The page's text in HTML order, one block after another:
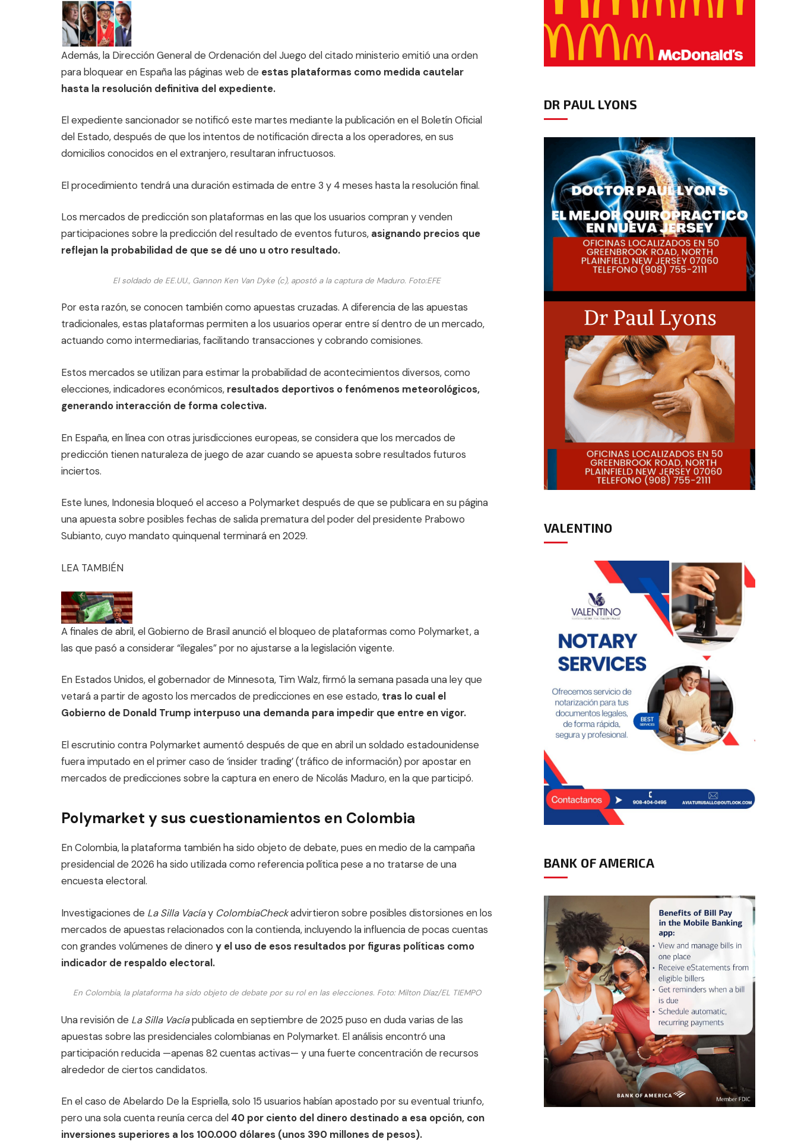
Además, la Dirección General de Ordenación del Juego del citado ministerio emitió una orden
para bloquear en España las páginas web de estas plataformas como medida cautelar
hasta la resolución definitiva del expediente.
El expediente sancionador se notificó este martes mediante la publicación en el Boletín Oficial
del Estado, después de que los intentos de notificación directa a los operadores, en sus
domicilios conocidos en el extranjero, resultaran infructuosos.
El procedimiento tendrá una duración estimada de entre 3 y 4 meses hasta la resolución final.
Los mercados de predicción son plataformas en las que los usuarios compran y venden
participaciones sobre la predicción del resultado de eventos futuros, asignando precios que
reflejan la probabilidad de que se dé uno u otro resultado.
El soldado de EE.UU., Gannon Ken Van Dyke (c), apostó a la captura de Maduro. Foto:EFE
Por esta razón, se conocen también como apuestas cruzadas. A diferencia de las apuestas
tradicionales, estas plataformas permiten a los usuarios operar entre sí dentro de un mercado,
actuando como intermediarias, facilitando transacciones y cobrando comisiones.
Estos mercados se utilizan para estimar la probabilidad de acontecimientos diversos, como
elecciones, indicadores económicos, resultados deportivos o fenómenos meteorológicos,
generando interacción de forma colectiva.
En España, en línea con otras jurisdicciones europeas, se considera que los mercados de
predicción tienen naturaleza de juego de azar cuando se apuesta sobre resultados futuros
inciertos.
Este lunes, Indonesia bloqueó el acceso a Polymarket después de que se publicara en su página
una apuesta sobre posibles fechas de salida prematura del poder del presidente Prabowo
Subianto, cuyo mandato quinquenal terminará en 2029.
LEA TAMBIÉN
A finales de abril, el Gobierno de Brasil anunció el bloqueo de plataformas como Polymarket, a
las que pasó a considerar “ilegales” por no ajustarse a la legislación vigente.
En Estados Unidos, el gobernador de Minnesota, Tim Walz, firmó la semana pasada una ley que
vetará a partir de agosto los mercados de predicciones en ese estado, tras lo cual el
Gobierno de Donald Trump interpuso una demanda para impedir que entre en vigor.
El escrutinio contra Polymarket aumentó después de que en abril un soldado estadounidense
fuera imputado en el primer caso de ‘insider trading’ (tráfico de información) por apostar en
mercados de predicciones sobre la captura en enero de Nicolás Maduro, en la que participó.
Polymarket y sus cuestionamientos en Colombia
En Colombia, la plataforma también ha sido objeto de debate, pues en medio de la campaña
presidencial de 2026 ha sido utilizada como referencia política pese a no tratarse de una
encuesta electoral.
Investigaciones de La Silla Vacíay ColombiaCheckadvirtieron sobre posibles distorsiones en los
mercados de apuestas relacionados con la contienda, incluyendo la influencia de pocas cuentas
con grandes volúmenes de dinero y el uso de esos resultados por figuras políticas como
indicador de respaldo electoral.
En Colombia, la plataforma ha sido objeto de debate por su rol en las elecciones. Foto:Milton Díaz/EL TIEMPO
Una revisión de La Silla Vacíapublicada en septiembre de 2025 puso en duda varias de las
apuestas sobre las presidenciales colombianas en Polymarket. El análisis encontró una
participación reducida —apenas 82 cuentas activas— y una fuerte concentración de recursos
alrededor de ciertos candidatos.
En el caso de Abelardo De la Espriella, solo 15 usuarios habían apostado por su eventual triunfo,
pero una sola cuenta reunía cerca del 40 por ciento del dinero destinado a esa opción, con
inversiones superiores a los 100.000 dólares (unos 390 millones de pesos).
DR PAUL LYONS
VALENTINO
BANK OF AMERICA